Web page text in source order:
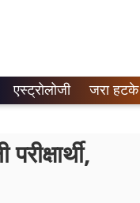
एस्ट्रोलोजी जरा हटके